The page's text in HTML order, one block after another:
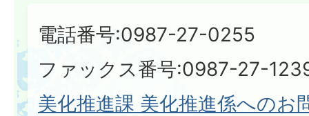
電話番号:0987-27-0255
ファックス番号:0987-27-
美化推進課 美化推進係へのお